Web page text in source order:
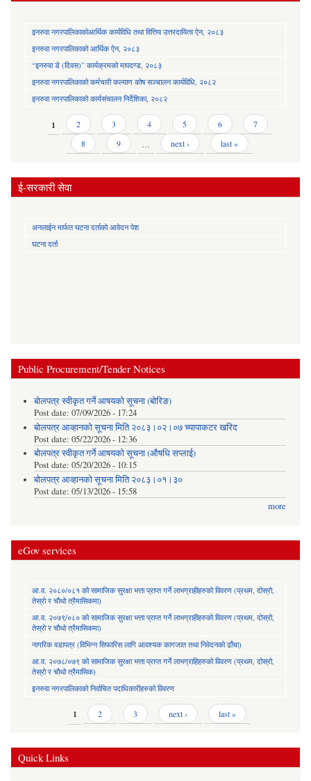
इनरुवा नगरपालिकाकोआर्थिक कार्यविधि तथा वित्तिय उत्तरदायित्व ऐन, २०८३
इनरुवा नगरपालिकाको आर्थिक ऐन, २०८३
“इनरुवा डे (दिवस)” कार्यक्रमको मापदण्ड, २०८३
इनरुवा नगरपालिकाको कर्मचारी कल्याण कोष सञ्चालन कार्यविधि, २०८२
इनरुवा नगरपालिकाको कार्यसंचालन निर्देशिका, २०८२
Pages1 2 3 4 5 6
7
8
9 … next › last »
ई-सरकारी सेवा
अनलाईन मार्फत घटना दर्ताको आवेदन पेश
घटना दर्ता
Public Procurement/Tender Notices
बोलपत्र स्वीकृत गर्ने आषयको सूचना (बोरिङ)
Post date: 07/09/2026 - 17:24
बोलपत्र आव्हानको सूचना मिति २०८३।०२।०७ च्यापाकटर खरिद
Post date: 05/22/2026 - 12:36
बोलपत्र स्वीकृत गर्ने आषयको सूचना (औषधि सप्लाई)
Post date: 05/20/2026 - 10:15
बोलपत्र आव्हानको सूचना मिति २०८३।०१।३०
Post date: 05/13/2026 - 15:58
more
eGov services
आ.व. २०८०/०८१ को सामाजिक सुरक्षा भत्ता प्राप्त गर्ने लाभग्राहीहरुको विवरण (प्रथम, दोस्रो,
तेस्रो र चौथो त्रैमासिकमा)
आ.व. २०७९/०८० को सामाजिक सुरक्षा भत्ता प्राप्त गर्ने लाभग्राहीहरुको विवरण (प्रथम, दोस्रो,
तेस्रो र चौथो त्रैमासिकमा)
नागरिक वडापत्र (विभिन्न सिफारिस लागि आवश्यक कागजात तथा निवेदनको ढाँचा)
आ.व. २०७८/०७९ को सामाजिक सुरक्षा भत्ता प्राप्त गर्ने लाभग्राहिहरुको विवरण (प्रथम, दोस्रो,
तेस्रो र चौथो त्रैमासिक)
इनरुवा नगरपालिकाको निर्वाचित पदाधिकारीहरुको विवरण
1 2 3 next › last »
Quick Links